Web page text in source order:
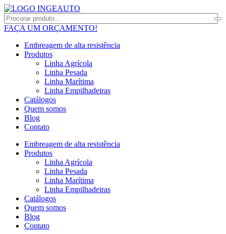
FAÇA UM ORÇAMENTO!
Embreagem de alta resistência
Produtos
Linha Agrícola
Linha Pesada
Linha Marítima
Linha Empilhadeiras
Catálogos
Quem somos
Blog
Contato
Embreagem de alta resistência
Produtos
Linha Agrícola
Linha Pesada
Linha Marítima
Linha Empilhadeiras
Catálogos
Quem somos
Blog
Contato